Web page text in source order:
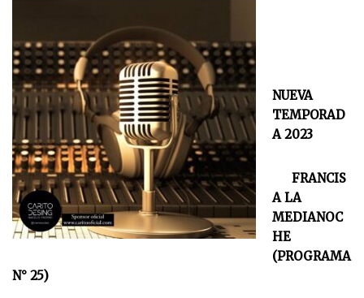
NUEVA
TEMPORAD
A 2023
FRANCIS
A LA
MEDIANOC
HE
(PROGRAMA
N° 25)